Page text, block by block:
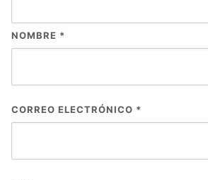
NOMBRE *
CORREO ELECTRÓNICO *